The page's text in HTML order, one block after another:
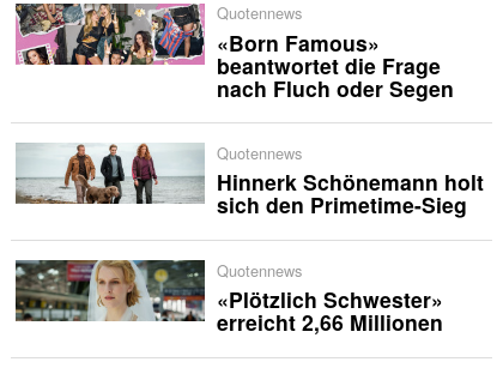
Quotennews
«Born Famous»
beantwortet die Frage
nach Fluch oder Segen
Quotennews
Hinnerk Schönemann holt
sich den Primetime-Sieg
Quotennews
«Plötzlich Schwester»
erreicht 2,66 Millionen